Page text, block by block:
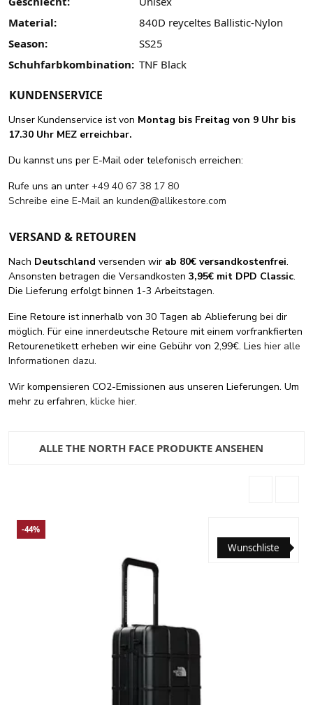
Material:
840D reyceltes Ballistic-Nylon
Season:
SS25
Schuhfarbkombination: TNF Black
KUNDENSERVICE
Unser Kundenservice ist von Montag bis Freitag von 9 Uhr bis
17.30 Uhr MEZ erreichbar.
Du kannst uns per E-Mail oder telefonisch erreichen:
Rufe uns an unter +49 40 67 38 17 80
Schreibe eine E-Mail an kunden@allikestore.com
VERSAND & RETOUREN
Nach Deutschland versenden wir ab 80€ versandkostenfrei.
Ansonsten betragen die Versandkosten 3,95€ mit DPD Classic.
Die Lieferung erfolgt binnen 1-3 Arbeitstagen.
Eine Retoure ist innerhalb von 30 Tagen ab Ablieferung bei dir
möglich. Für eine innerdeutsche Retoure mit einem vorfrankfierten
Retourenetikett erheben wir eine Gebühr von 2,99€. Lies hier alle
Informationen dazu.
Wir kompensieren CO2-Emissionen aus unseren Lieferungen. Um
mehr zu erfahren, klicke hier.
ALLE THE NORTH FACE PRODUKTE ANSEHEN
Wunschliste
-44%